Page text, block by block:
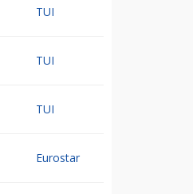
TUI
TUI
TUI
Eurostar